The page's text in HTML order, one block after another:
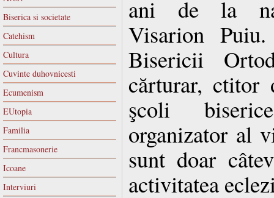
Biserica si societate
Catehism
Cultura
Cuvinte duhovnicesti
Ecumenism
EUtopia
Familia
Francmasonerie
Icoane
Interviuri
ani de la
Visarion
Bisericii
cărturar, ctitor
şcoli
organizator al
sunt doar
activitatea